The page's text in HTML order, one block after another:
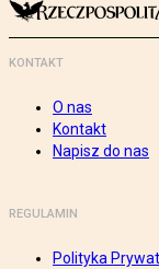
KONTAKT
O nas
Kontakt
Napisz do nas
REGULAMIN
Polityka